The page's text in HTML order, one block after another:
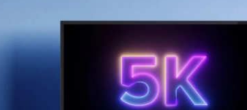
Använd denna kod i kassan för att få 8% rabatt.